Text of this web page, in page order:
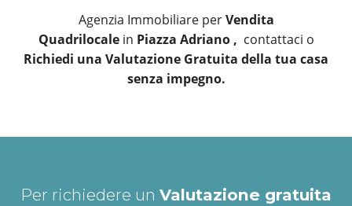
Agenzia Immobiliare perVendita
Quadrilocale in Piazza Adriano , contattaci o
Richiedi una Valutazione Gratuita della tua casa
senza impegno.
Per richiedere un Valutazione gratuita